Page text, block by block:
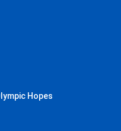
Hopes